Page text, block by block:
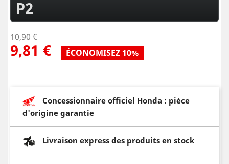
P2
10,90 €
9,81 € ÉCONOMISEZ 10%
Concessionnaire officiel Honda : pièce
d'origine garantie
Livraison express des produits en stock